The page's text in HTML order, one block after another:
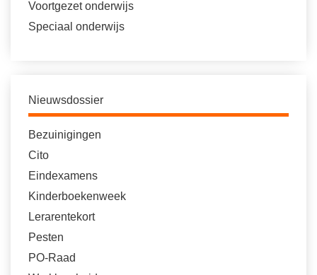
Voortgezet onderwijs
Speciaal onderwijs
Nieuwsdossier
Bezuinigingen
Cito
Eindexamens
Kinderboekenweek
Lerarentekort
Pesten
PO-Raad